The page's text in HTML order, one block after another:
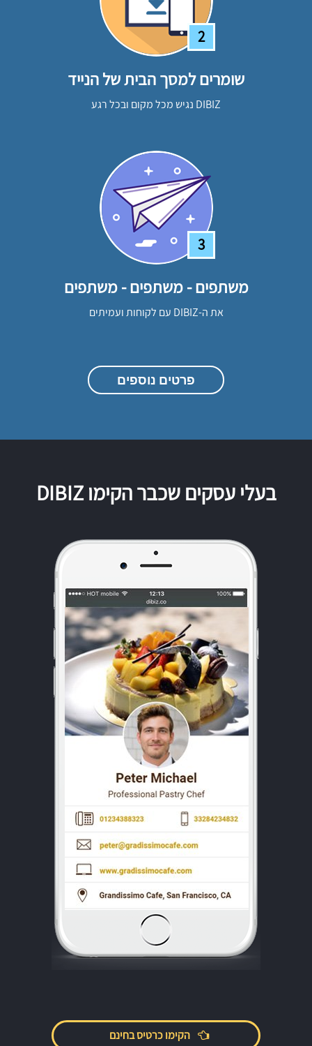
2
שומרים למסך הבית של הנייד
DIBIZ נגיש מכל מקום ובכל רגע
3
משתפים - משתפים - משתפים
את ה-DIBIZ עם לקוחות ועמיתים
פרטים נוספים
בעלי עסקים שכבר הקימו DIBIZ
הקימו כרטיס בחינם